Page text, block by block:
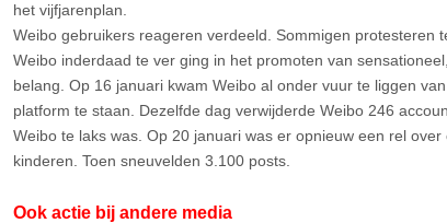
het vijfjarenplan.
Weibo gebruikers reageren verdeeld. Sommigen protesteren
Weibo inderdaad te ver ging in het promoten van
belang. Op 16 januari kwam Weibo al onder vuur te liggen
platform te staan. Dezelfde dag verwijderde Weibo 246
Weibo te laks was. Op 20 januari was er opnieuw een rel
kinderen. Toen sneuvelden 3.100 posts.
Ook actie bij andere media